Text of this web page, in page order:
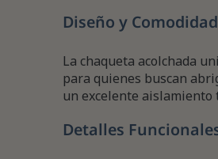
Diseño y Comodidad
La chaqueta acolchada
para quienes buscan
un excelente aislamiento
Detalles